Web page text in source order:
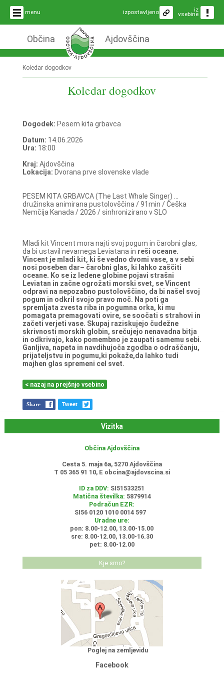
menu iz
vsebine
izpostavljeno
Občina Ajdovščina
Koledar dogodkov
Koledar dogodkov
Dogodek: Pesem kita grbavca
Datum: 14.06.2026
Ura: 18:00
Kraj: Ajdovščina
Lokacija: Dvorana prve slovenske vlade
PESEM KITA GRBAVCA (The Last Whale Singer) ...
družinska animirana pustolovščina / 91min / Češka
Nemčija Kanada / 2026 / sinhronizirano v SLO
Mladi kit Vincent mora najti svoj pogum in čarobni glas,
da bi ustavil nevarnega Leviatana in reši oceane.
Vincent je mladi kit, ki še vedno dvomi vase, a v sebi
nosi poseben dar– čarobni glas, ki lahko zaščiti
oceane. Ko se iz ledene globine pojavi strašni
Leviatan in začne ogrožati morski svet, se Vincent
odpravi na nepozabno pustolovščino, da bi našel svoj
pogum in odkril svojo pravo moč. Na poti ga
spremljata zvesta riba in pogumna orka, ki mu
pomagatapremagovati ovire, se soočati s strahovi in
začeti verjeti vase. Skupaj raziskujejo čudežne
skrivnosti morskih globin, srečujejo nenavadna bitja
in odkrivajo, kako pomembno jezaupati samemu sebi.
Ganljiva, napeta in navdihujoča zgodba o odraščanju,
prijateljstvu in pogumu,ki pokaže,da lahko tudi
majhen glas spremeni cel svet.
< nazaj na prejšnjo vsebino
Share Tweet
Vizitka
Občina Ajdovščina
Cesta 5. maja 6a, 5270 Ajdovščina
T 05 365 91 10, E obcina@ajdovscina.si
ID za DDV: SI51533251
Matična številka: 5879914
Podračun EZR:
SI56 0120 1010 0014 597
Uradne ure:
pon: 8.00-12.00, 13.00-15.00
sre: 8.00-12.00, 13.00-16.30
pet: 8.00-12.00
Kje smo?
Poglej na zemljevidu
Facebook